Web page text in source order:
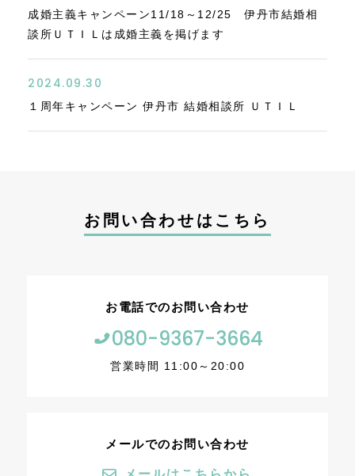
成婚主義キャンペーン11/18～12/25 伊丹市結婚相
談所ＵＴＩＬは成婚主義を掲げます
2024.09.30
１周年キャンペーン 伊丹市 結婚相談所 ＵＴＩＬ
お問い合わせはこちら
お電話でのお問い合わせ
080-9367-3664
営業時間 11:00～20:00
メールでのお問い合わせ